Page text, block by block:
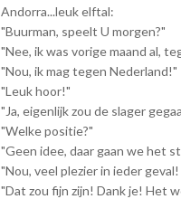
Andorra...leuk elftal:
"Buurman, speelt U morgen?"
"Nee, ik was vorige maand al,
"Nou, ik mag tegen Nederland!"
"Leuk hoor!"
"Ja, eigenlijk zou de slager
"Welke positie?"
"Geen idee, daar gaan we het
"Nou, veel plezier in ieder
"Dat zou fijn zijn! Dank je! Het